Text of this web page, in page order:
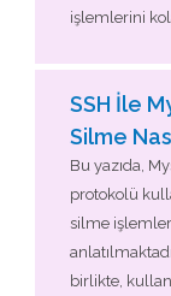
işlemlerini
SSH İle
Silme
Bu yazıda,
protokolü
silme
birlikte,